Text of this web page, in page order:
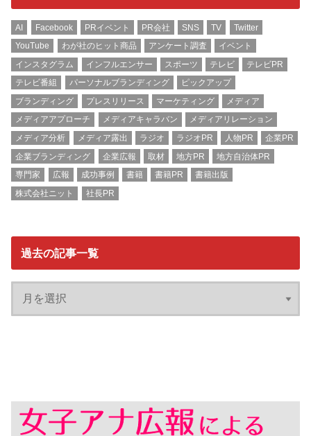
AI Facebook PRイベント PR会社 SNS TV
Twitter
YouTube
わが社のヒット商品 アンケート調査
イベント
インスタグラム
インフルエンサー スポーツ テレビ
テレビPR
テレビ番組
パーソナルブランディング
ピックアップ
ブランディング
プレスリリース マーケティング
メディア
メディアアプローチ
メディアキャラバン
メディアリレーション
メディア分析
メディア露出 ラジオ ラジオPR 人物PR
企業PR
企業ブランディング
企業広報 取材 地方PR
地方自治体PR
専門家
広報 成功事例 書籍 書籍PR
書籍出版
株式会社ニット
社長PR
過去の記事一覧